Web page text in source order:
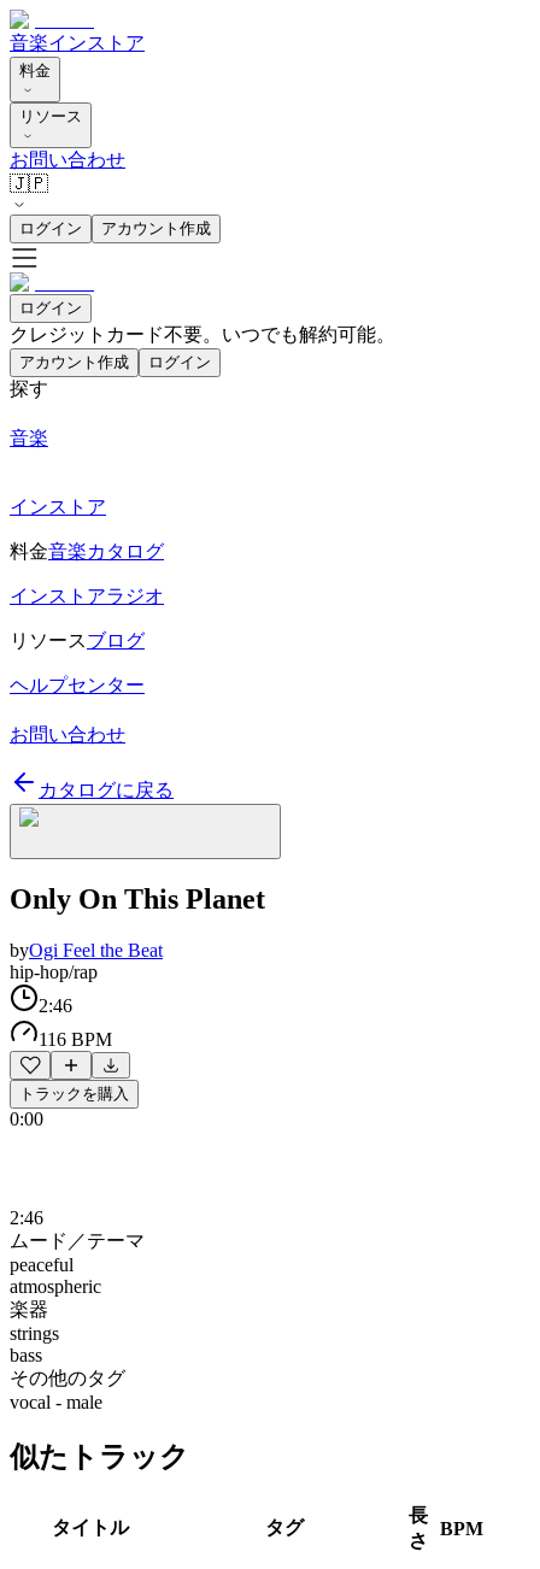
音楽インストア
料金
リソース
お問い合わせ
🇯🇵
ログイン アカウント作成
ログイン
クレジットカード不要。いつでも解約可能。
アカウント作成 ログイン
探す
音楽
インストア
料金音楽カタログ
インストアラジオ
リソースブログ
ヘルプセンター
お問い合わせ
カタログに戻る
Only On This Planet
byOgi Feel the Beat
hip-hop/rap
2:46
116 BPM
トラックを購入
0:00
2:46
ムード／テーマ
peaceful
atmospheric
楽器
strings
bass
その他のタグ
vocal - male
似たトラック
タイトル タグ
長
さ
BPM